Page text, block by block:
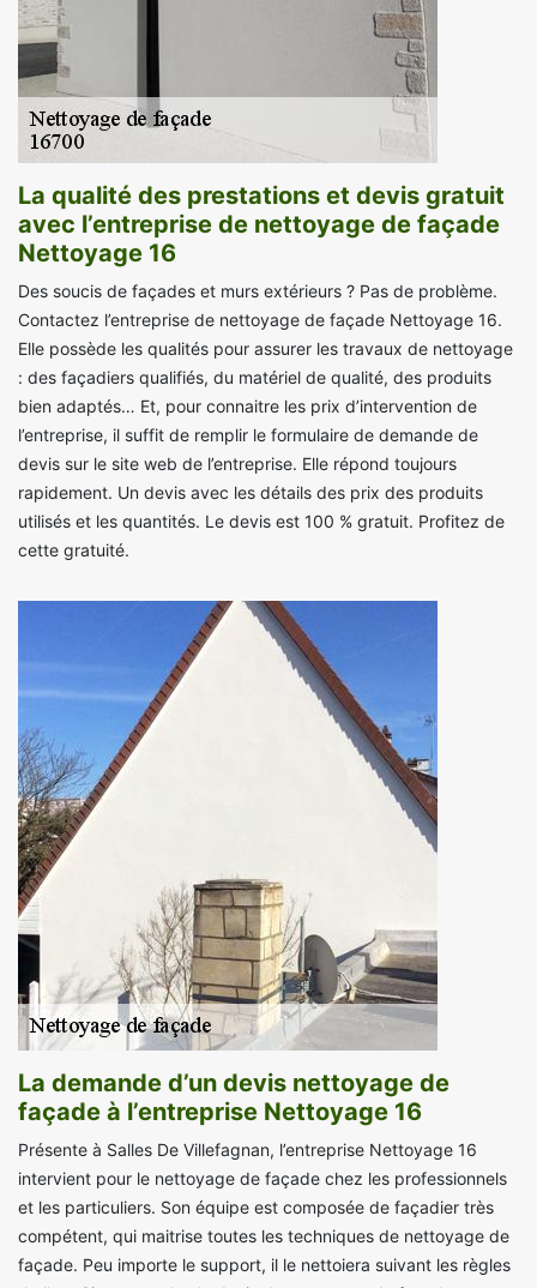
La qualité des prestations et devis gratuit
avec l’entreprise de nettoyage de façade
Nettoyage 16
Des soucis de façades et murs extérieurs ? Pas de problème.
Contactez l’entreprise de nettoyage de façade Nettoyage 16.
Elle possède les qualités pour assurer les travaux de nettoyage
: des façadiers qualifiés, du matériel de qualité, des produits
bien adaptés… Et, pour connaitre les prix d’intervention de
l’entreprise, il suffit de remplir le formulaire de demande de
devis sur le site web de l’entreprise. Elle répond toujours
rapidement. Un devis avec les détails des prix des produits
utilisés et les quantités. Le devis est 100 % gratuit. Profitez de
cette gratuité.
La demande d’un devis nettoyage de
façade à l’entreprise Nettoyage 16
Présente à Salles De Villefagnan, l’entreprise Nettoyage 16
intervient pour le nettoyage de façade chez les professionnels
et les particuliers. Son équipe est composée de façadier très
compétent, qui maitrise toutes les techniques de nettoyage de
façade. Peu importe le support, il le nettoiera suivant les règles